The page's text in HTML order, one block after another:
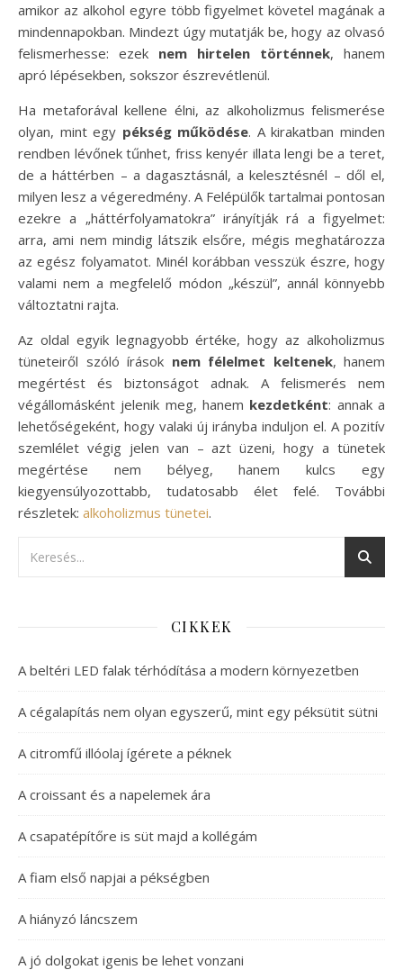
amikor az alkohol egyre több figyelmet követel magának a
mindennapokban. Mindezt úgy mutatják be, hogy az olvasó
felismerhesse: ezek nem hirtelen történnek, hanem
apró lépésekben, sokszor észrevétlenül.
Ha metaforával kellene élni, az alkoholizmus felismerése
olyan, mint egy pékség működése. A kirakatban minden
rendben lévőnek tűnhet, friss kenyér illata lengi be a teret,
de a háttérben – a dagasztásnál, a kelesztésnél – dől el,
milyen lesz a végeredmény. A Felépülők tartalmai pontosan
ezekre a „háttérfolyamatokra” irányítják rá a figyelmet:
arra, ami nem mindig látszik elsőre, mégis meghatározza
az egész folyamatot. Minél korábban vesszük észre, hogy
valami nem a megfelelő módon „készül”, annál könnyebb
változtatni rajta.
Az oldal egyik legnagyobb értéke, hogy az alkoholizmus
tüneteiről szóló írások nem félelmet keltenek, hanem
megértést és biztonságot adnak. A felismerés nem
végállomásként jelenik meg, hanem kezdetként: annak a
lehetőségeként, hogy valaki új irányba induljon el. A pozitív
szemlélet végig jelen van – azt üzeni, hogy a tünetek
megértése nem bélyeg, hanem kulcs egy
kiegyensúlyozottabb, tudatosabb élet felé. További
részletek: alkoholizmus tünetei.
CIKKEK
A beltéri LED falak térhódítása a modern környezetben
A cégalapítás nem olyan egyszerű, mint egy péksütit sütni
A citromfű illóolaj ígérete a péknek
A croissant és a napelemek ára
A csapatépítőre is süt majd a kollégám
A fiam első napjai a pékségben
A hiányzó láncszem
A jó dolgokat igenis be lehet vonzani